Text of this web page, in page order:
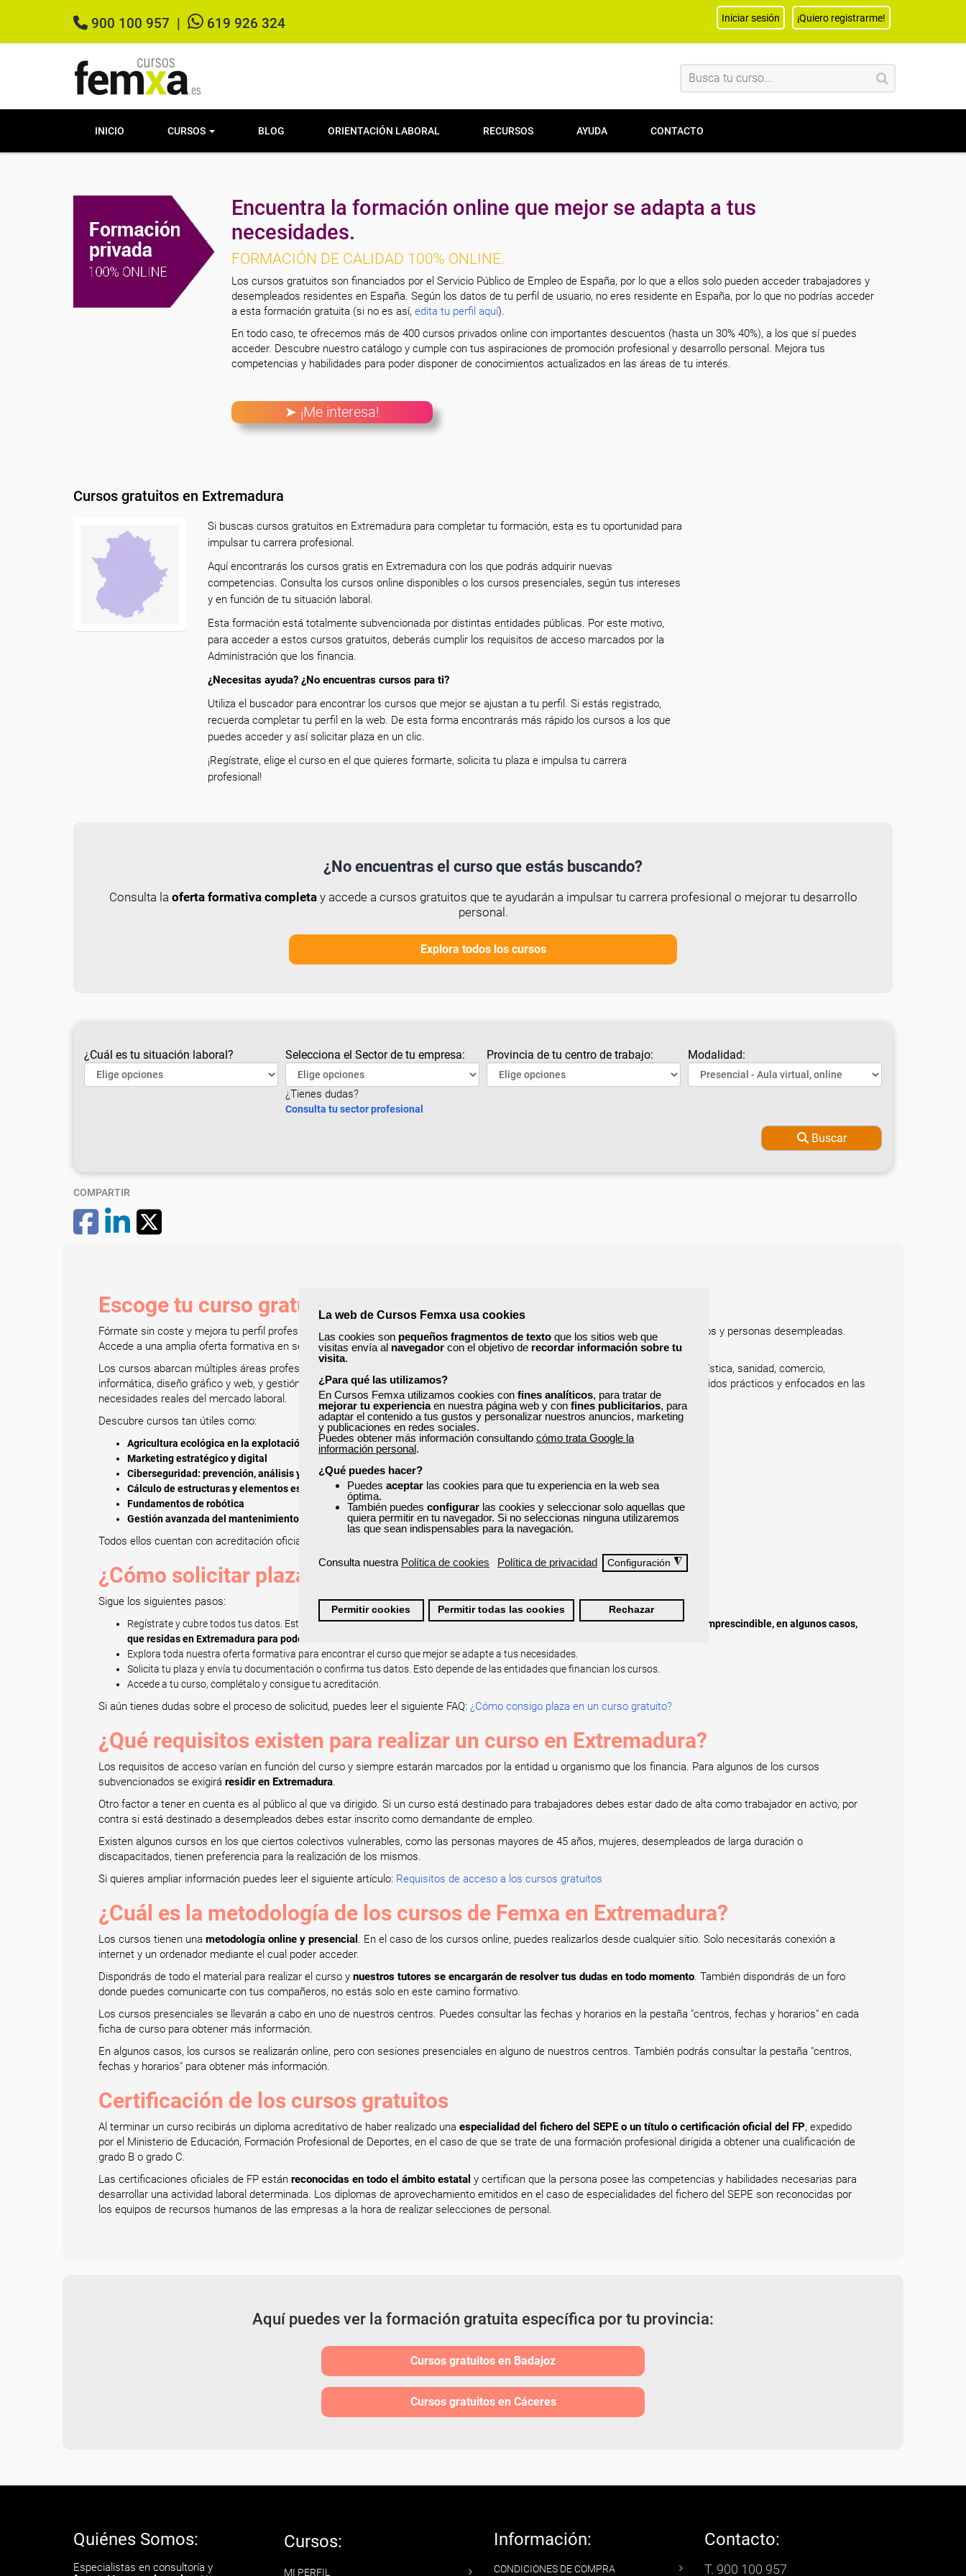
La web de Cursos Femxa usa cookies
Las cookies son pequeños fragmentos de texto que los sitios web que
visitas envía al navegador con el objetivo de recordar información sobre tu
visita.
¿Para qué las utilizamos?
En Cursos Femxa utilizamos cookies con fines analíticos, para tratar de
mejorar tu experienciaen nuestra página web y con fines publicitarios, para
adaptar el contenido a tus gustos y personalizar nuestros anuncios, marketing
y publicaciones en redes sociales.
Puedes obtener más información consultando cómo trata Google la
información personal.
¿Qué puedes hacer?
Puedes aceptar las cookies para que tu experiencia en la web sea
óptima.
También puedes configurar las cookies y seleccionar solo aquellas que
quiera permitir en tu navegador. Si no seleccionas ninguna utilizaremos
las que sean indispensables para la navegación.
Consulta nuestra Política de cookies Política de privacidad Configuración ◮
Permitir cookies Permitir todas las cookies Rechazar
900 100 957 619 926 324 Iniciar sesión ¡Quiero registrarme!
INICIO CURSOS BLOG ORIENTACIÓN LABORAL RECURSOS AYUDA CONTACTO
Encuentra la formación online que mejor se adapta a tus
necesidades.
FORMACIÓN DE CALIDAD 100% ONLINE.
Los cursos gratuitos son financiados por el Servicio Público de Empleo de España, por lo que a ellos solo pueden acceder trabajadores y
desempleados residentes en España. Según los datos de tu perfil de usuario, no eres residente en España, por lo que no podrías acceder
a esta formación gratuita (si no es así, edita tu perfil aquí).
En todo caso, te ofrecemos más de 400 cursos privados online con importantes descuentos (hasta un 30% 40%), a los que sí puedes
acceder. Descubre nuestro catálogo y cumple con tus aspiraciones de promoción profesional y desarrollo personal. Mejora tus
competencias y habilidades para poder disponer de conocimientos actualizados en las áreas de tu interés.
➤ ¡Me interesa!
Cursos gratuitos en Extremadura
Si buscas cursos gratuitos en Extremadura para completar tu formación, esta es tu oportunidad para
impulsar tu carrera profesional.
Aquí encontrarás los cursos gratis en Extremadura con los que podrás adquirir nuevas
competencias. Consulta los cursos online disponibles o los cursos presenciales, según tus intereses
y en función de tu situación laboral.
Esta formación está totalmente subvencionada por distintas entidades públicas. Por este motivo,
para acceder a estos cursos gratuitos, deberás cumplir los requisitos de acceso marcados por la
Administración que los financia.
¿Necesitas ayuda? ¿No encuentras cursos para ti?
Utiliza el buscador para encontrar los cursos que mejor se ajustan a tu perfil. Si estás registrado,
recuerda completar tu perfil en la web. De esta forma encontrarás más rápido los cursos a los que
puedes acceder y así solicitar plaza en un clic.
¡Regístrate, elige el curso en el que quieres formarte, solicita tu plaza e impulsa tu carrera
profesional!
¿No encuentras el curso que estás buscando?
Consulta la oferta formativa completay accede a cursos gratuitos que te ayudarán a impulsar tu carrera profesional o mejorar tu desarrollo
personal.
Explora todos los cursos
¿Cuál es tu situación laboral? Selecciona el Sector de tu empresa:
¿Tienes dudas?
Consulta tu sector profesional
Provincia de tu centro de trabajo: Modalidad:
Buscar
COMPARTIR
Escoge tu curso gratuito en Extremadura
Fórmate sin coste y mejora tu perfil profesional con los cursos gratuitos subvencionados, disponibles para trabajadores, autónomos y personas desempleadas.
Accede a una amplia oferta formativa en sectores clave y elige la modalidad que mejor se adapte a ti: online, presencial o mixta.
Los cursos abarcan múltiples áreas profesionales: ofimática, marketing digital, idiomas, recursos humanos, atención al cliente, logística, sanidad, comercio,
informática, diseño gráfico y web, y gestión empresarial, entre muchas otras. Todos los programas están actualizados con contenidos prácticos y enfocados en las
necesidades reales del mercado laboral.
Descubre cursos tan útiles como:
Agricultura ecológica en la explotación agrícola
Marketing estratégico y digital
Ciberseguridad: prevención, análisis y respuesta a incidentes de seguridad
Cálculo de estructuras y elementos estructurales con CYPE
Fundamentos de robótica
Gestión avanzada del mantenimiento de la empresa
Todos ellos cuentan con acreditación oficial.
¿Cómo solicitar plaza en un curso de Femxa en Extremadura?
Sigue los siguientes pasos:
Regístrate y cubre todos tus datos. Esto es importante para comprobar que cumples todos los requisitos de acceso a un curso.
Es imprescindible, en algunos casos,
que residas en Extremadura para poder realizar un curso
Explora toda nuestra oferta formativa para encontrar el curso que mejor se adapte a tus necesidades.
Solicita tu plaza y envía tu documentación o confirma tus datos. Esto depende de las entidades que financian los cursos.
Accede a tu curso, complétalo y consigue tu acreditación.
Si aún tienes dudas sobre el proceso de solicitud, puedes leer el siguiente FAQ: ¿Cómo consigo plaza en un curso gratuito?
¿Qué requisitos existen para realizar un curso en Extremadura?
Los requisitos de acceso varían en función del curso y siempre estarán marcados por la entidad u organismo que los financia. Para algunos de los cursos
subvencionados se exigirá residir en Extremadura.
Otro factor a tener en cuenta es al público al que va dirigido. Si un curso está destinado para trabajadores debes estar dado de alta como trabajador en activo, por
contra si está destinado a desempleados debes estar inscrito como demandante de empleo.
Existen algunos cursos en los que ciertos colectivos vulnerables, como las personas mayores de 45 años, mujeres, desempleados de larga duración o
discapacitados, tienen preferencia para la realización de los mismos.
Si quieres ampliar información puedes leer el siguiente artículo: Requisitos de acceso a los cursos gratuitos
¿Cuál es la metodología de los cursos de Femxa en Extremadura?
Los cursos tienen una metodología online y presencial . En el caso de los cursos online, puedes realizarlos desde cualquier sitio. Solo necesitarás conexión a
internet y un ordenador mediante el cual poder acceder.
Dispondrás de todo el material para realizar el curso y nuestros tutores se encargarán de resolver tus dudas en todo momento. También dispondrás de un foro
donde puedes comunicarte con tus compañeros, no estás solo en este camino formativo.
Los cursos presenciales se llevarán a cabo en uno de nuestros centros. Puedes consultar las fechas y horarios en la pestaña "centros, fechas y horarios" en cada
ficha de curso para obtener más información.
En algunos casos, los cursos se realizarán online, pero con sesiones presenciales en alguno de nuestros centros. También podrás consultar la pestaña "centros,
fechas y horarios" para obtener más información.
Certificación de los cursos gratuitos
Al terminar un curso recibirás un diploma acreditativo de haber realizado una especialidad del fichero del SEPE o un título o certificación oficial del FP, expedido
por el Ministerio de Educación, Formación Profesional de Deportes, en el caso de que se trate de una formación profesional dirigida a obtener una cualificación de
grado B o grado C.
Las certificaciones oficiales de FP están reconocidas en todo el ámbito estatal y certifican que la persona posee las competencias y habilidades necesarias para
desarrollar una actividad laboral determinada. Los diplomas de aprovechamiento emitidos en el caso de especialidades del fichero del SEPE son reconocidas por
los equipos de recursos humanos de las empresas a la hora de realizar selecciones de personal.
Aquí puedes ver la formación gratuita específica por tu provincia:
Cursos gratuitos en Badajoz
Cursos gratuitos en Cáceres
Quiénes Somos:
Especialistas en consultoría y
Cursos:
MI PERFIL
Información:
CONDICIONES DE COMPRA
Contacto:
T. 900 100 957